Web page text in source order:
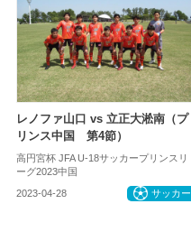
レノファ山口 vs 立正大淞南（プ
リンス中国 第4節）
高円宮杯 JFA U-18サッカープリンスリ
ーグ2023中国
2023-04-28 サッカー